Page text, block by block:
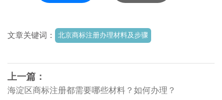
文章关键词： 北京商标注册办理材料及步骤
上一篇：
海淀区商标注册都需要哪些材料？如何办理？